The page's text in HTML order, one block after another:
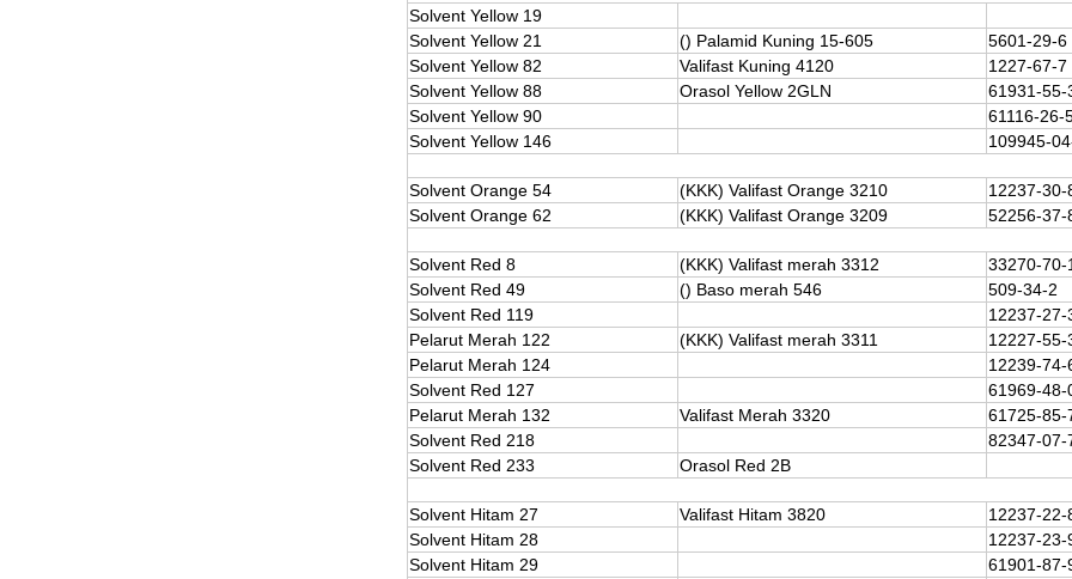
Solvent Yellow 19
Solvent Yellow 21
() Palamid Kuning 15-605
5601-29-6
Solvent Yellow 82
Valifast Kuning 4120
1227-67-7
Solvent Yellow 88
Orasol Yellow 2GLN
61931-55-
Solvent Yellow 90
61116-26-
Solvent Yellow 146
109945-
Solvent Orange 54 (KKK) Valifast Orange 3210
12237-30-
Solvent Orange 62
(KKK) Valifast Orange 3209 52256-37-
Solvent Red 8 (KKK) Valifast merah 3312
33270-70-1
Solvent Red 49
() Baso merah 546
509-34-2
Solvent Red 119
12237-27-
Pelarut Merah 122
(KKK) Valifast merah 3311
12227-55-
Pelarut Merah 124
12239-74-
Solvent Red 127
61969-48-
Pelarut Merah 132
Valifast Merah 3320
61725-85-
Solvent Red 218
82347-07-
Solvent Red 233
Orasol Red 2B
Solvent Hitam 27 Valifast Hitam 3820
12237-22-
Solvent Hitam 28
12237-23-
Solvent Hitam 29
61901-87-